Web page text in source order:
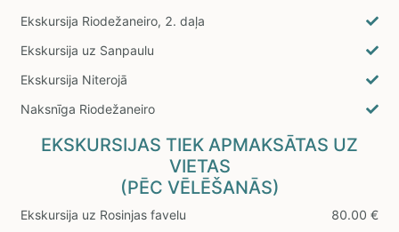
Ekskursija Riodežaneiro, 2. daļa
Ekskursija uz Sanpaulu
Ekskursija Niterojā
Naksnīga Riodežaneiro
EKSKURSIJAS TIEK APMAKSĀTAS UZ
VIETAS
(PĒC VĒLĒŠANĀS)
Ekskursija uz Rosinjas favelu
80.00 €